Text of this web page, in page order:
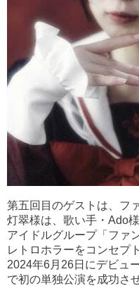
第五回目のゲストは、フ
灯翠様は、歌い手・Ado
アイドルグループ「ファ
レトロホラーをコンセプ
2024年6月26日にデビュ
で初の単独公演を成功さ